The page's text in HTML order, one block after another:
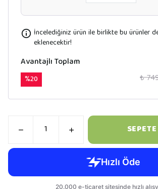
İncelediğiniz ürün ile birlikte bu ürünler
eklenecektir!
Avantajlı Toplam
%20 ₺